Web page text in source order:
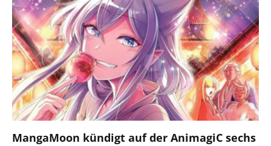
MangaMoon kündigt auf der AnimagiC sechs